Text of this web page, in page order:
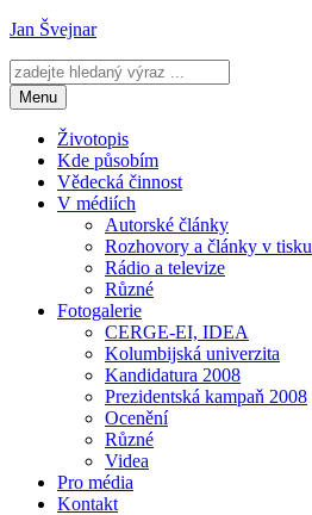
Přejít
obsahu
webu
Jan Švejnar
Menu
Životopis
Kde působím
Vědecká činnost
V médiích
Autorské články
Rozhovory a články v tisku
Rádio a televize
Různé
Fotogalerie
CERGE-EI, IDEA
Kolumbijská univerzita
Kandidatura 2008
Prezidentská kampaň 2008
Ocenění
Různé
Videa
Pro média
Kontakt